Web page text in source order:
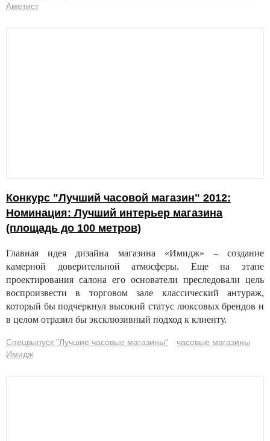
Аметист
Конкурс "Лучший часовой магазин" 2012:
Номинация: Лучший интерьер магазина
(площадь до 100 метров)
Главная идея дизайна магазина «Имидж» – создание
камерной доверительной атмосферы. Еще на этапе
проектирования салона его основатели преследовали цель
воспроизвести в торговом зале классический антураж,
который бы подчеркнул высокий статус люксовых брендов и
в целом отразил бы эксклюзивный подход к клиенту.
Спецвыпуск "Лучшие часовые магазины"
часовые магазины
Имидж